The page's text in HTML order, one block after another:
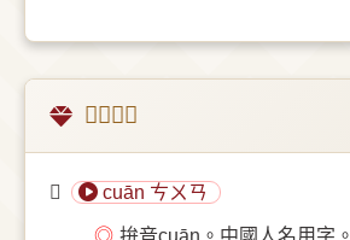
𠲈的意思
𠲈 cuān ㄘㄨㄢ
◎ 拚音cuān。中國人名用字。